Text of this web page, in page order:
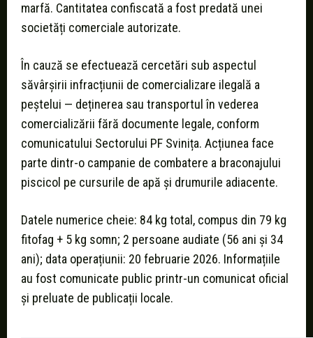
marfă. Cantitatea confiscată a fost predată unei
societăți comerciale autorizate.
În cauză se efectuează cercetări sub aspectul
săvârșirii infracțiunii de comercializare ilegală a
peștelui — deținerea sau transportul în vederea
comercializării fără documente legale, conform
comunicatului Sectorului PF Svinița. Acțiunea face
parte dintr-o campanie de combatere a braconajului
piscicol pe cursurile de apă și drumurile adiacente.
Datele numerice cheie: 84 kg total, compus din 79 kg
fitofag + 5 kg somn; 2 persoane audiate (56 ani și 34
ani); data operațiunii: 20 februarie 2026. Informațiile
au fost comunicate public printr-un comunicat oficial
și preluate de publicații locale.